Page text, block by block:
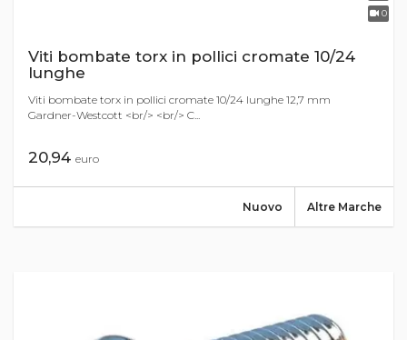
0
Viti bombate torx in pollici cromate 10/24
lunghe
Viti bombate torx in pollici cromate 10/24 lunghe 12,7 mm
Gardner-Westcott <br/> <br/> C...
20,94 euro
Altre Marche
Nuovo